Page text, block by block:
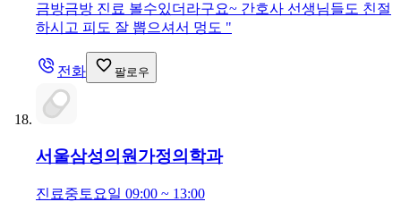
금방금방 진료 볼수있더라구요~ 간호사 선생님들도 친절
하시고 피도 잘 뽑으셔서 멍도 "
전화 팔로우
서울삼성의원 가정의학과
진료중 토요일 09:00 ~ 13:00